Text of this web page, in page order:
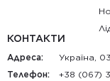
КОНТАКТИ
Адреса:
Україна,
Телефон:
+38 (067)